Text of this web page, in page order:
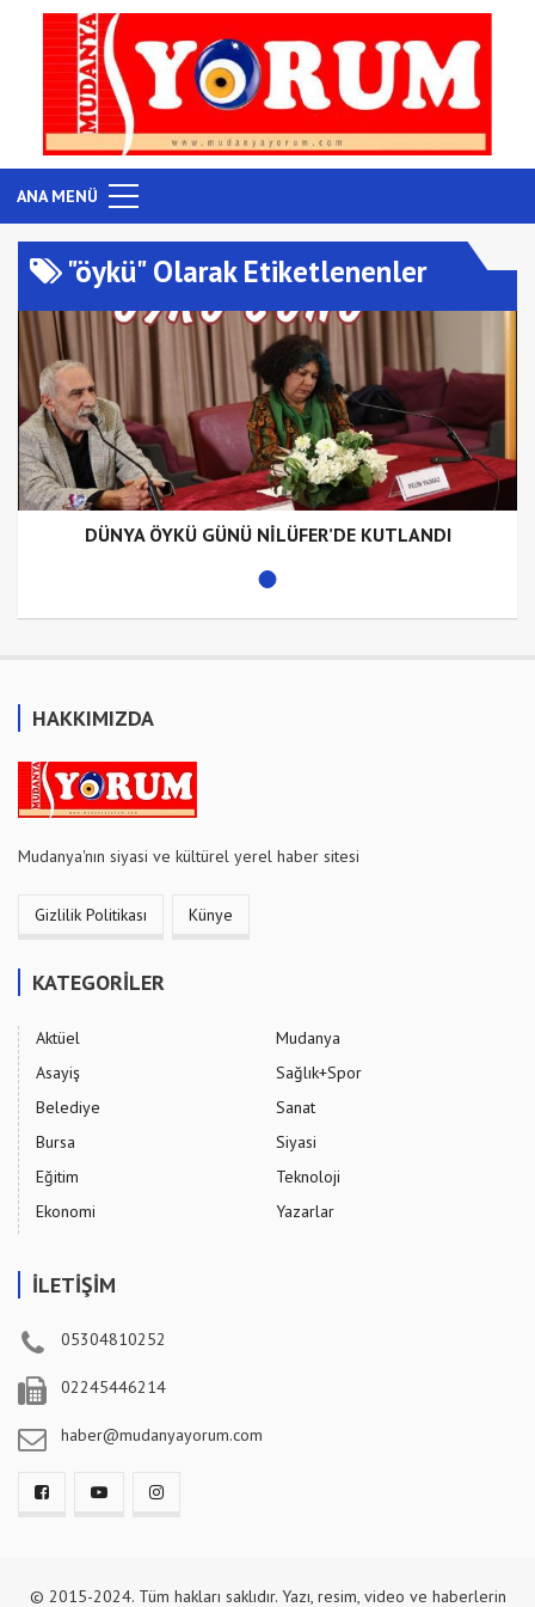
ANA MENÜ
"öykü" Olarak Etiketlenenler
DÜNYA ÖYKÜ GÜNÜ NİLÜFER’DE KUTLANDI
HAKKIMIZDA
Mudanya'nın siyasi ve kültürel yerel haber sitesi
Gizlilik Politikası Künye
KATEGORİLER
Aktüel
Asayiş
Belediye
Bursa
Eğitim
Ekonomi
Mudanya
Sağlık+Spor
Sanat
Siyasi
Teknoloji
Yazarlar
İLETİŞİM
05304810252
02245446214
haber@mudanyayorum.com
© 2015-2024. Tüm hakları saklıdır. Yazı, resim, video ve haberlerin